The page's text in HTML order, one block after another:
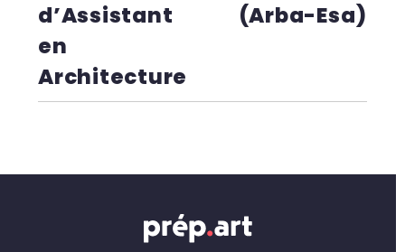
d’Assistant
en
Architecture
(Arba-Esa)